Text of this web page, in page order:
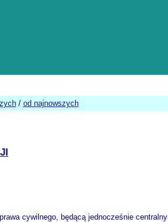
/ od najnowszych
cywilnego, będącą jednocześnie